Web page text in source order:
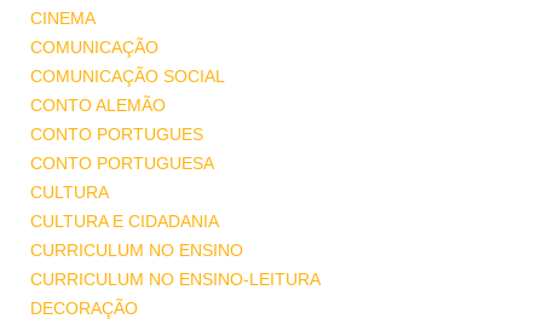
CINEMA
COMUNICAÇÃO
COMUNICAÇÃO SOCIAL
CONTO ALEMÃO
CONTO PORTUGUES
CONTO PORTUGUESA
CULTURA
CULTURA E CIDADANIA
CURRICULUM NO ENSINO
CURRICULUM NO ENSINO-LEITURA
DECORAÇÃO